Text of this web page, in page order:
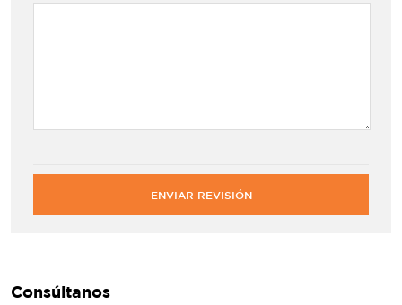
ENVIAR REVISIÓN
Consúltanos